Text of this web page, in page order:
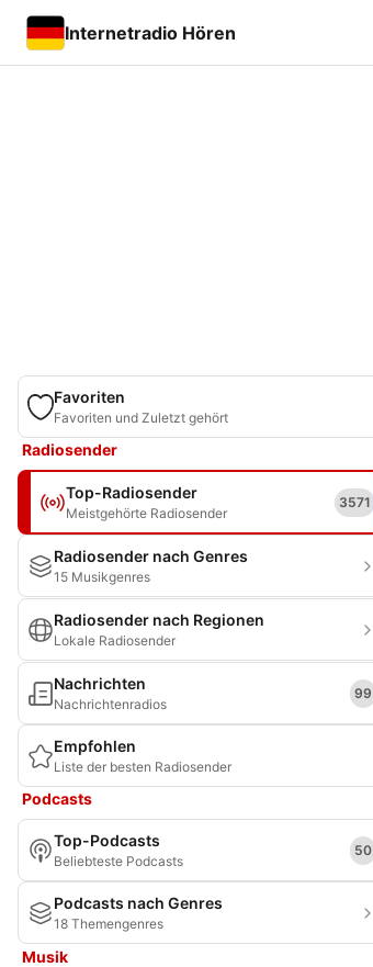
Internetradio Hören
Favoriten
Favoriten und Zuletzt gehört
Radiosender
Top-Radiosender
Meistgehörte Radiosender
3571
Radiosender nach Genres
15 Musikgenres
Radiosender nach Regionen
Lokale Radiosender
Nachrichten
Nachrichtenradios
99
Empfohlen
Liste der besten Radiosender
Podcasts
Top-Podcasts
Beliebteste Podcasts
50
Podcasts nach Genres
18 Themengenres
Musik